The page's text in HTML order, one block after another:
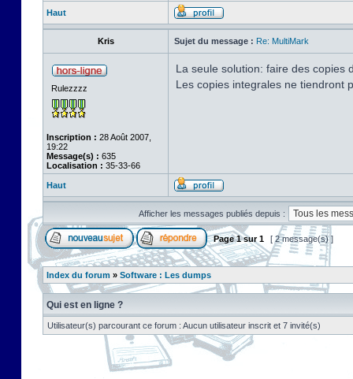
Haut
Kris Sujet du message : Re: MultiMark
Rulezzzz
Inscription : 28 Août 2007,
19:22
Message(s) : 635
Localisation : 35-33-66
La seule solution: faire des copies
Les copies integrales ne tiendront
Haut
Afficher les messages publiés depuis :
Page1sur1 [ 2 message(s) ]
Index du forum » Software : Les dumps
Qui est en ligne ?
Utilisateur(s) parcourant ce forum : Aucun utilisateur inscrit et 7 invité(s)